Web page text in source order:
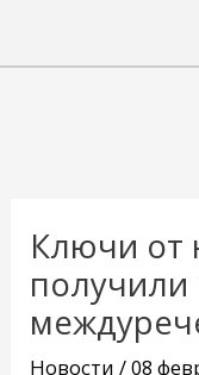
Ключи от
получили
Новости /08
записям